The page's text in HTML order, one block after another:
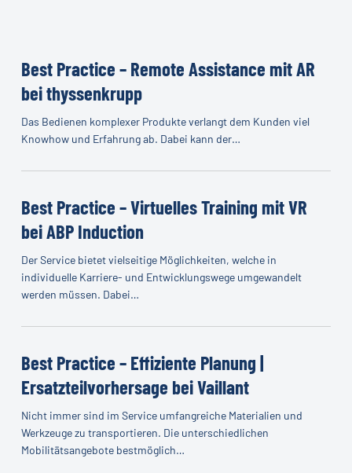
Practice
–
Remote
Assistance
AR
bei
thyssenkrupp
Best Practice – Remote Assistance mit AR
bei thyssenkrupp
Das Bedienen komplexer Produkte verlangt dem Kunden viel
Knowhow und Erfahrung ab. Dabei kann der…
Practice
–
Training
mit
ABP
Induction
Best Practice – Virtuelles Training mit VR
bei ABP Induction
Der Service bietet vielseitige Möglichkeiten, welche in
individuelle Karriere- und Entwicklungswege umgewandelt
werden müssen. Dabei…
Practice
–
Planung
|
Best Practice – Effiziente Planung |
Ersatzteilvorhersage bei Vaillant
Nicht immer sind im Service umfangreiche Materialien und
Werkzeuge zu transportieren. Die unterschiedlichen
Mobilitätsangebote bestmöglich…